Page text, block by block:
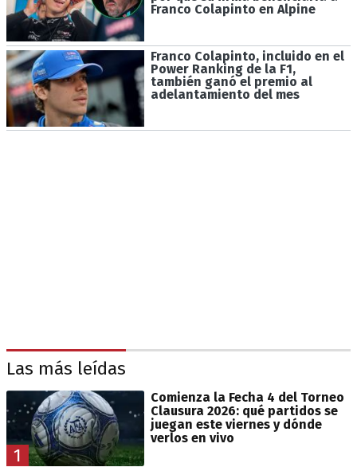
Franco Colapinto en Alpine
Franco Colapinto, incluido en el
Power Ranking de la F1,
también ganó el premio al
adelantamiento del mes
Las más leídas
1
Comienza la Fecha 4 del Torneo
Clausura 2026: qué partidos se
juegan este viernes y dónde
verlos en vivo